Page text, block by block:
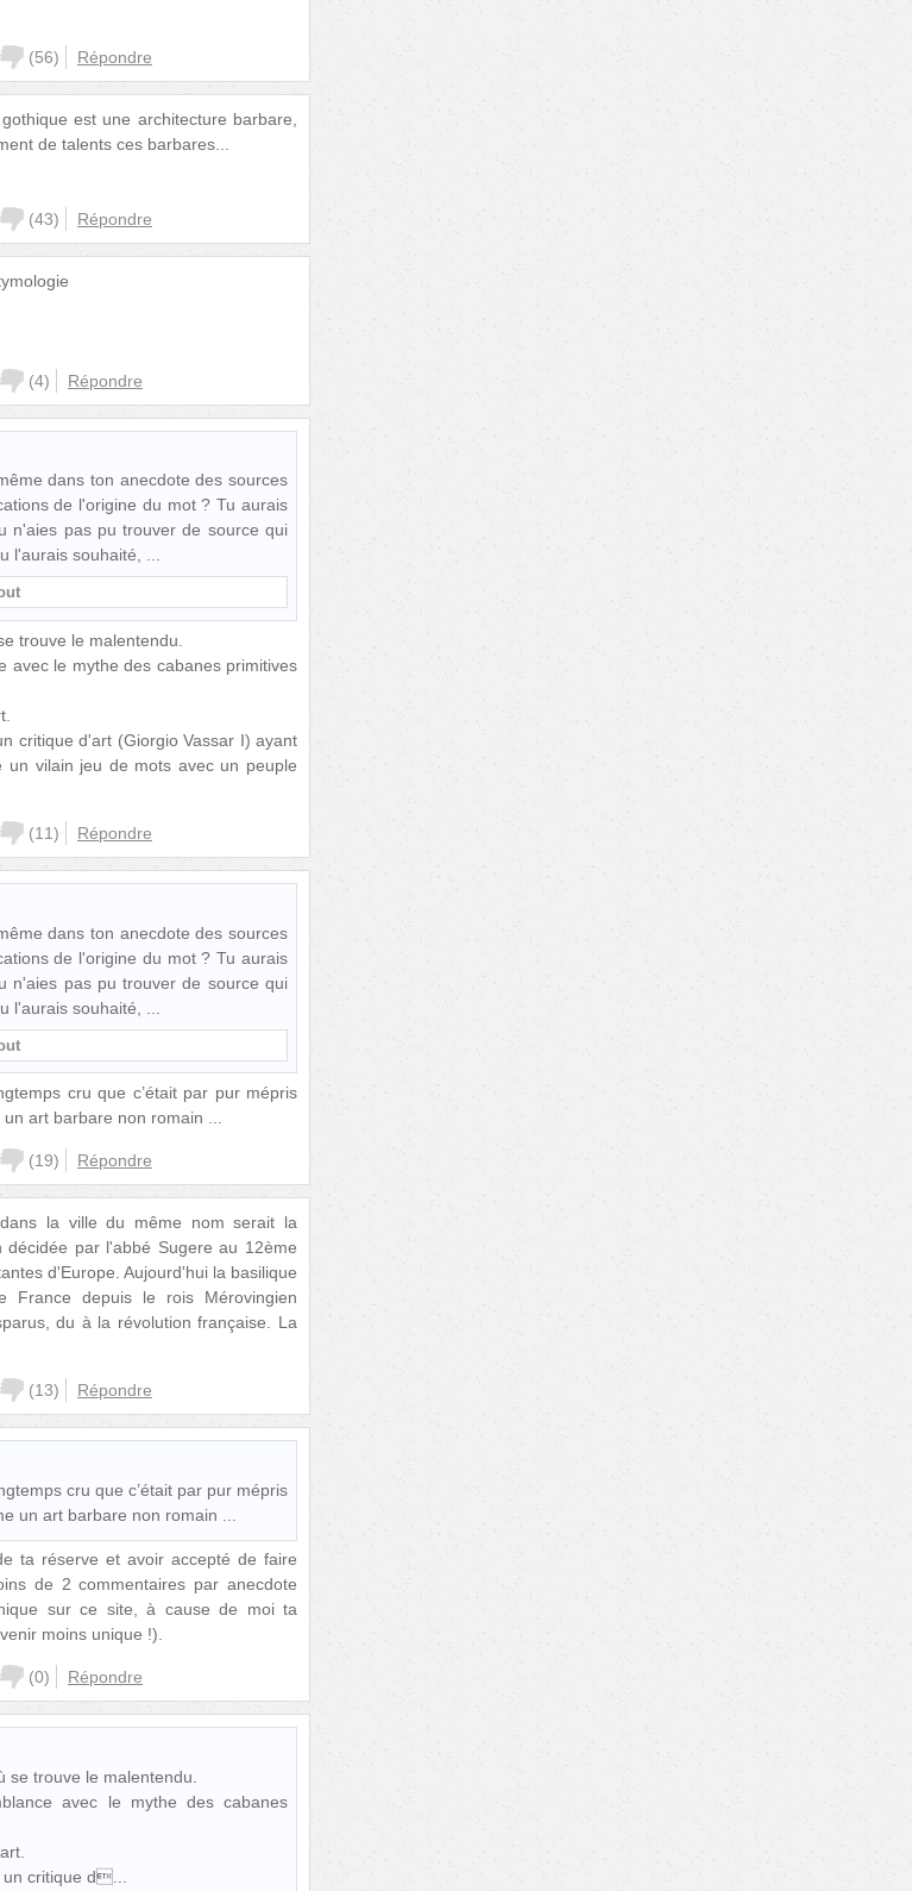
(56) Répondre
est une architecture barbare,
de talents ces barbares...
(43) Répondre
(4) Répondre
dans ton anecdote des sources
de l'origine du mot ? Tu aurais
n'aies pas pu trouver de source qui
l'aurais souhaité,
trouve le malentendu.
avec le mythe des cabanes primitives
critique d'art (Giorgio Vassar I) ayant
un vilain jeu de mots avec un peuple
(11) Répondre
dans ton anecdote des sources
de l'origine du mot ? Tu aurais
n'aies pas pu trouver de source qui
l'aurais souhaité,
cru que c’était par pur mépris
art barbare non romain ...
(19) Répondre
la ville du même nom serait la
par l'abbé Sugere au 12ème
d'Europe. Aujourd'hui la basilique
depuis le rois Mérovingien
du à la révolution française. La
(13) Répondre
cru que c’était par pur mépris
un art barbare non romain ...
ta réserve et avoir accepté de faire
de 2 commentaires par anecdote
sur ce site, à cause de moi ta
moins unique !).
(0) Répondre
se trouve le malentendu.
avec le mythe des cabanes
un critique d